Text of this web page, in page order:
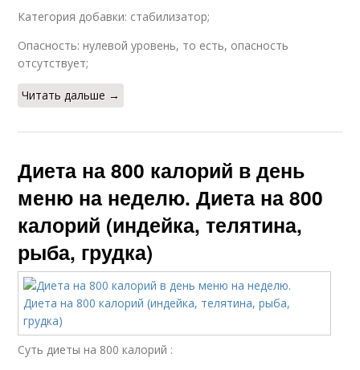
Категория добавки: стабилизатор;
Опасность: нулевой уровень, то есть, опасность
отсутствует;
Читать дальше →
Диета на 800 калорий в день
меню на неделю. Диета на 800
калорий (индейка, телятина,
рыба, грудка)
Суть диеты на 800 калорий :